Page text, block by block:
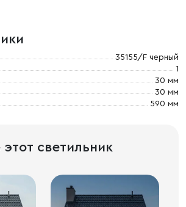
35155/F черный
1
30 мм
30 мм
590 мм
светильник